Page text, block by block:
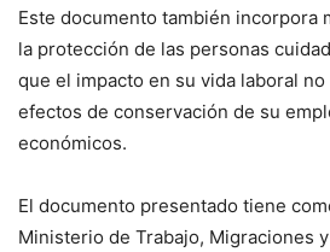
Este documento también incorpora
la protección de las personas
que el impacto en su vida laboral
efectos de conservación de su
económicos.
El documento presentado tiene
Ministerio de Trabajo, Migraciones